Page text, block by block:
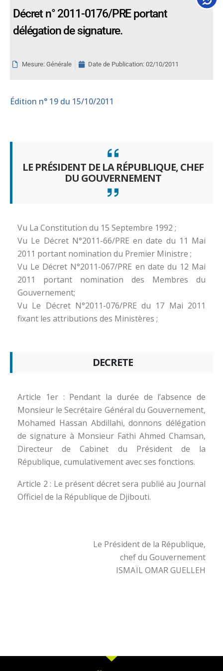
Décret n° 2011-0176/PRE portant
délégation de signature.
Mesure: Générale Date de Publication: 02/10/2011
Édition n° 19 du 15/10/2011
LE PRÉSIDENT DE LA RÉPUBLIQUE, CHEF
DU GOUVERNEMENT
Vu La Constitution du 15 Septembre 1992 ;
Vu Le Décret N°2011-66/PRE en date du 11 Mai
2011 portant nomination du Premier Ministre ;
Vu Le Décret N°2011-067/PRE en date du 12 Mai
2011 portant nomination des Membres du
Gouvernement;
Vu Le Décret N°2011-076/PRE du 17 Mai 2011
fixant les attributions des Ministères ;
DECRETE
Article 1er : Pendant la durée de l’absence de
Monsieur le Secrétaire Général du Gouvernement,
Mohamed Hassan Abdillahi, donnons délégation
de signature à Monsieur Fathi Ahmed Chamsan,
Directeur de Cabinet du Président de la
République, cumulativement avec ses fonctions.
Article 2 : Le présent décret sera publié au Journal
Officiel de la République de Djibouti.
Le Président de la République,
chef du Gouvernement
ISMAÏL OMAR GUELLEH